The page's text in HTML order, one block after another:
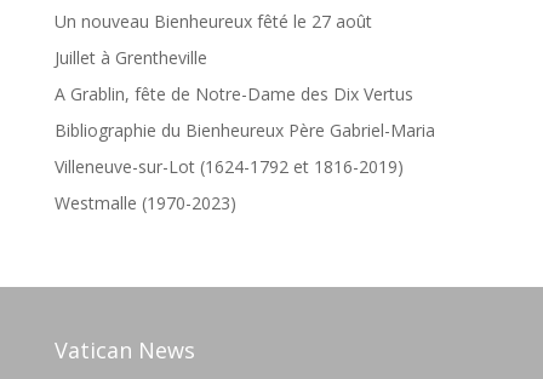
Un nouveau Bienheureux fêté le 27 août
Juillet à Grentheville
A Grablin, fête de Notre-Dame des Dix Vertus
Bibliographie du Bienheureux Père Gabriel-Maria
Villeneuve-sur-Lot (1624-1792 et 1816-2019)
Westmalle (1970-2023)
Vatican News